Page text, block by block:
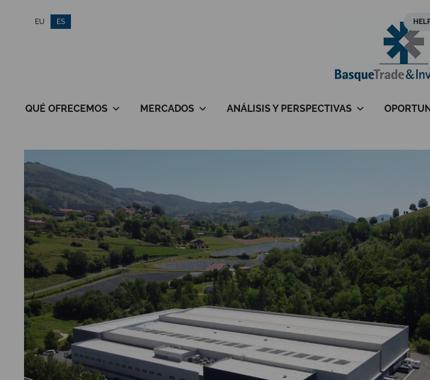
EU ES
QUÉ OFRECEMOS MERCADOS ANÁLISIS Y PERSPECTIVAS